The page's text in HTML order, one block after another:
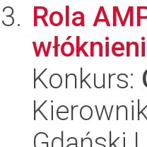
Rola
Konkurs: